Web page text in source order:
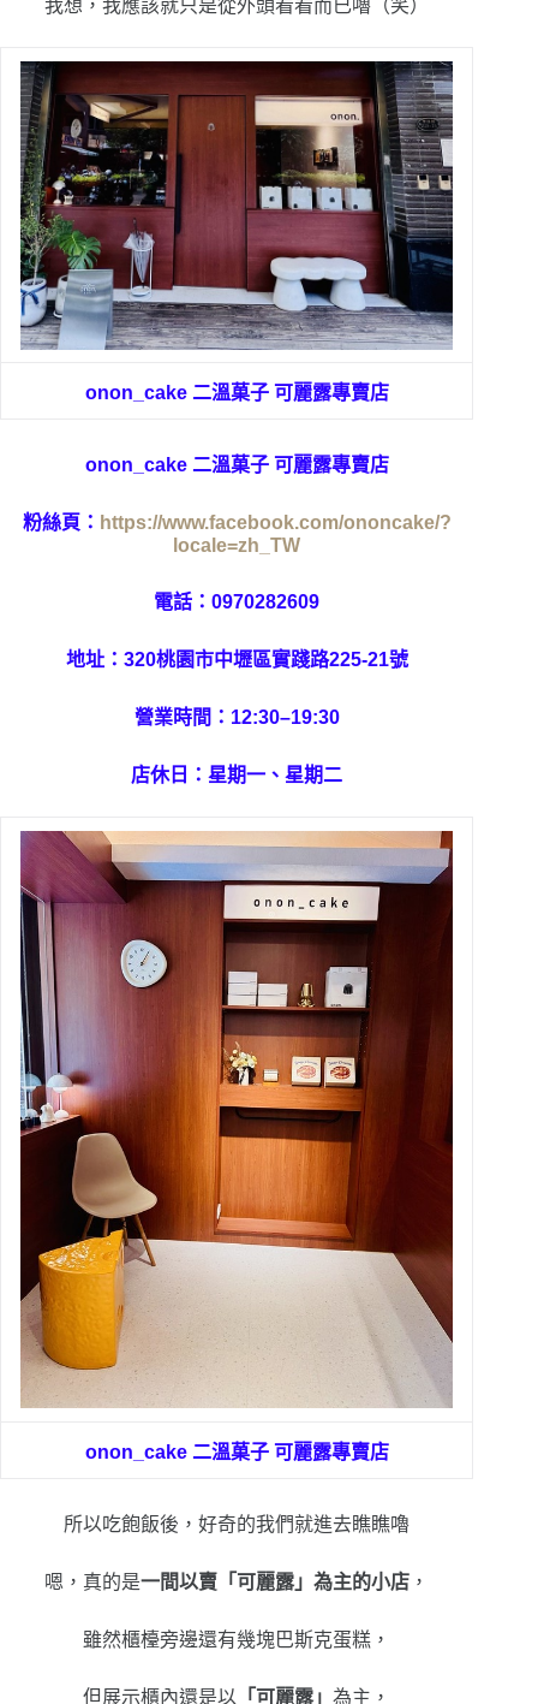
我想，我應該就只是從外頭看看而已嚕（笑）
onon_cake 二溫菓子 可麗露專賣店
onon_cake 二溫菓子 可麗露專賣店
粉絲頁： https://www.facebook.com/ononcake/?
locale=zh_TW
電話：0970282609
地址：320桃園市中壢區實踐路225-21號
營業時間：12:30–19:30
店休日：星期一、星期二
onon_cake 二溫菓子 可麗露專賣店
所以吃飽飯後，好奇的我們就進去瞧瞧嚕
嗯，真的是一間以賣「可麗露」為主的小店 ，
雖然櫃檯旁邊還有幾塊巴斯克蛋糕，
但展示櫃內還是以 「可麗露」為主，